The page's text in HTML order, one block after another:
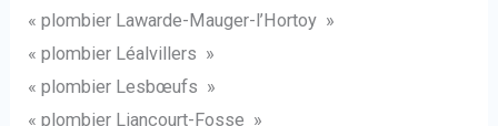
« plombier Lawarde-Mauger-l’Hortoy »
« plombier Léalvillers »
« plombier Lesbœufs »
« plombier Liancourt-Fosse »